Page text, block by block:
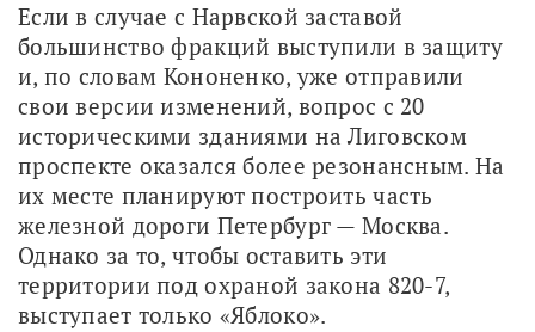
Если в случае с Нарвской заставой
большинство фракций выступили в защиту
и, по словам Кононенко, уже отправили
свои версии изменений, вопрос с 20
историческими зданиями на Лиговском
проспекте оказался более резонансным. На
их месте планируют построить часть
железной дороги Петербург — Москва.
Однако за то, чтобы оставить эти
территории под охраной закона 820-7,
выступает только «Яблоко».